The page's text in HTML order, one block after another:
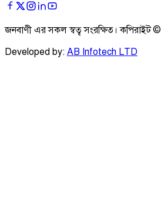
জনবাণী এর সকল স্বত্ব সংরক্ষিত। কপিরাইট ©
Developed by: AB Infotech LTD